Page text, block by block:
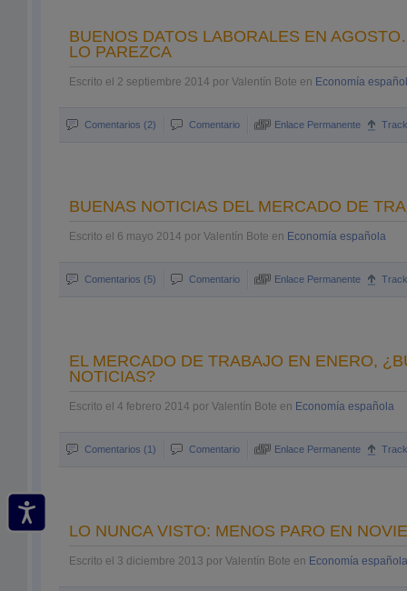
BUENOS DATOS LABORALES EN
LO PAREZCA
Escrito el 2 septiembre 2014 por Valentín Bote en Economía
Comentarios (2) Comentario Enlace Permanente
BUENAS NOTICIAS DEL MERCADO DE
Escrito el 6 mayo 2014 por Valentín Bote en Economía española
Comentarios (5) Comentario Enlace Permanente
EL MERCADO DE TRABAJO EN ENERO,
NOTICIAS?
Escrito el 4 febrero 2014 por Valentín Bote en Economía española
Comentarios (1) Comentario Enlace Permanente
LO NUNCA VISTO: MENOS PARO EN
Escrito el 3 diciembre 2013 por Valentín Bote en Economía española